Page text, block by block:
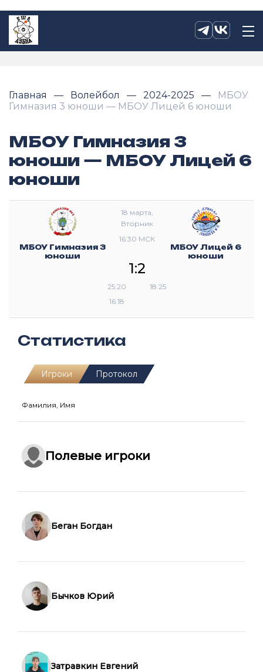
Главная Волейбол 2024-2025
МБОУ
Гимназия 3 юноши — МБОУ Лицей 6 юноши
МБОУ Гимназия 3
юноши — МБОУ Лицей 6
юноши
МБОУ Гимназия 3
юноши
18 марта,
Вторник
16:30 МСК
1:2
25:20
18:25
16:18
МБОУ Лицей 6
юноши
Статистика
Игроки Протокол
Фамилия, Имя
Полевые игроки
Беган Богдан
Бычков Юрий
Затравкин Евгений